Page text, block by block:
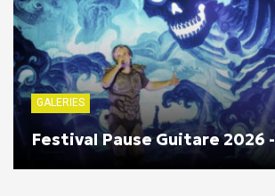
GALERIES
Festival Pause Guitare 2026